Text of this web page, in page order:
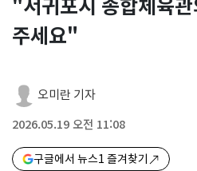
"서귀포시 종합체육
주세요"
오미란 기자
2026.05.19 오전 11:08
구글에서 뉴스1 즐겨찾기